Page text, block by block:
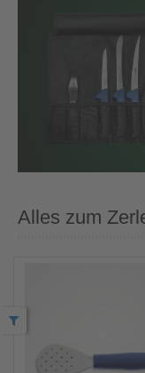
Alles zum